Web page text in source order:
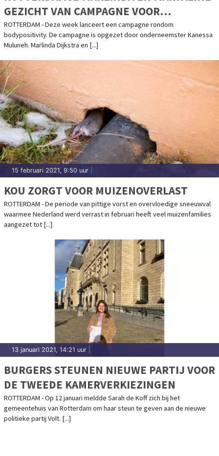
GEZICHT VAN CAMPAGNE VOOR
BODYPOSITIVITY
ROTTERDAM - Deze week lanceert een campagne rondom
bodypositivity. De campagne is opgezet door onderneemster Kanessa
Muluneh. Marlinda Dijkstra en [...]
15 februari 2021, 9:50 uur
KOU ZORGT VOOR MUIZENOVERLAST
ROTTERDAM - De periode van pittige vorst en overvloedige sneeuwval
waarmee Nederland werd verrast in februari heeft veel muizenfamilies
aangezet tot [...]
13 januari 2021, 14:21 uur
BURGERS STEUNEN NIEUWE PARTIJ VOOR
DE TWEEDE KAMERVERKIEZINGEN
ROTTERDAM - Op 12 januari meldde Sarah de Koff zich bij het
gemeentehuis van Rotterdam om haar steun te geven aan de nieuwe
politieke partij Volt. [...]